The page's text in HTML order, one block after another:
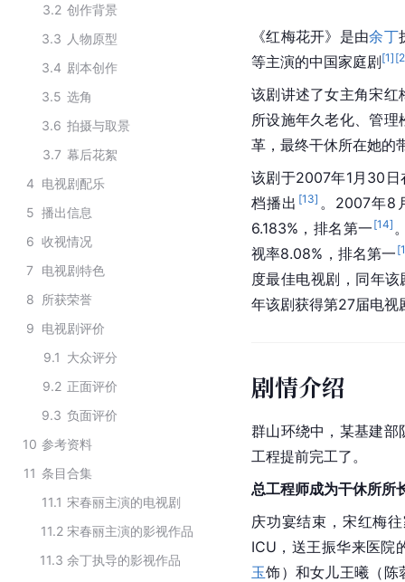
3.2 创作背景
3.3 人物原型
3.4 剧本创作
3.5 选角
3.6 拍摄与取景
3.7 幕后花絮
4 电视剧配乐
5 播出信息
6 收视情况
7
电视剧特色
8 所获荣誉
9 电视剧评价
9.1 大众评分
9.2 正面评价
9.3 负面评价
10 参考资料
11 条目合集
11.1 宋春丽主演的电视剧
11.2 宋春丽主演的影视作品
11.3 余丁执导的影视作品
《红梅花开》是由余丁
等主演的中国家庭剧[1] [2
该剧讲述了女主角宋红
所设施年久老化、管
革，最终干休所在她的
该剧于2007年1月30日
档播出 [13] 。2007年8
6.183%，排名第一 [14]
视率8.08%，排名第一 [
度最佳电视剧，同年该
年该剧获得第27届电视
剧情介绍
群山环绕中，某基建
工程提前完工了。
总工程师成为干休所所
庆功宴结束，宋红梅
ICU，送王振华来医院
玉饰）和女儿王曦 （陈